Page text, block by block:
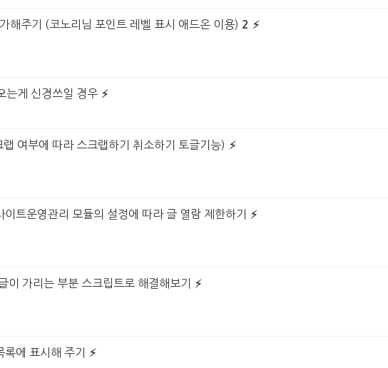
해주기 (코노리님 포인트 레벨 표시 애드온 이용) 2
는게 신경쓰일 경우
여부에 따라 스크랩하기 취소하기 토글기능)
트운영관리 모듈의 설정에 따라 글 열람 제한하기
가리는 부분 스크립트로 해결해보기
에 표시해 주기